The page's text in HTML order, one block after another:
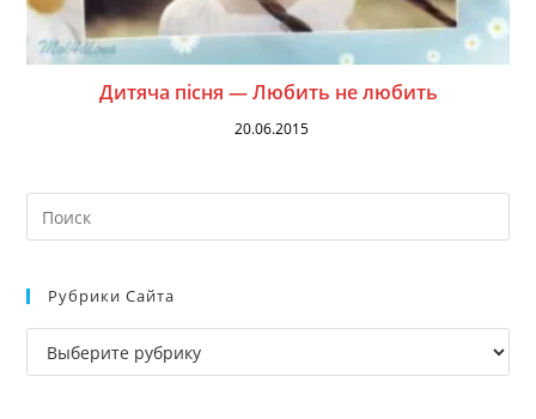
Дитяча пісня — Любить не любить
20.06.2015
Рубрики Сайта
Рубрики
сайта